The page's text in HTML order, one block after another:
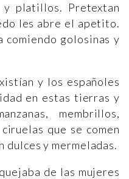
y platillos. Pretextan
les abre el apetito.
comiendo golosinas y
y los españoles
en estas tierras y
membrillos,
que se comen
y mermeladas.
de las mujeres